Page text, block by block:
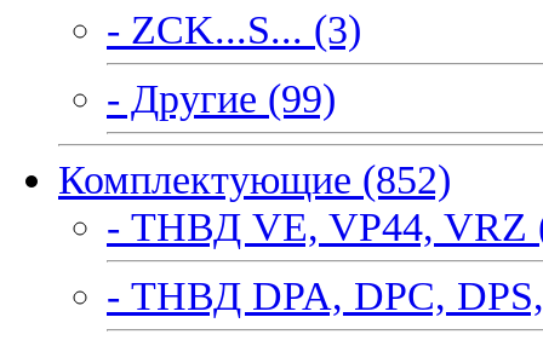
- ZCK...S... (3)
- Другие (99)
Комплектующие (852)
- ТНВД VE, VP44, VRZ
- ТНВД DPA, DPC,